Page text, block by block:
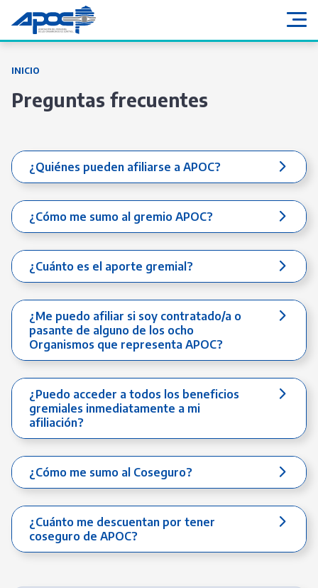
INICIO
Preguntas frecuentes
¿Quiénes pueden afiliarse a APOC?
¿Cómo me sumo al gremio APOC?
¿Cuánto es el aporte gremial?
¿Me puedo afiliar si soy contratado/a o
pasante de alguno de los ocho
Organismos que representa APOC?
¿Puedo acceder a todos los beneficios
gremiales inmediatamente a mi
afiliación?
¿Cómo me sumo al Coseguro?
¿Cuánto me descuentan por tener
coseguro de APOC?